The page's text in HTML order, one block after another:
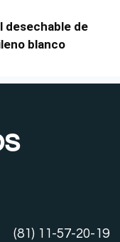
desechable de
blanco
(81) 11-57-20-19